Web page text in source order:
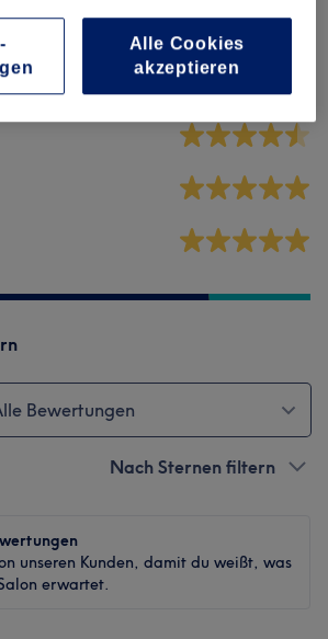
Bewertungen
Nach Sternen filtern
unseren Kunden, damit du weißt, was
erwartet.
Alle Cookies
akzeptieren